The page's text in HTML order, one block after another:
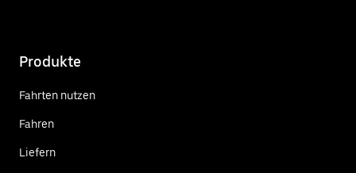
Produkte
Fahrten nutzen
Fahren
Liefern